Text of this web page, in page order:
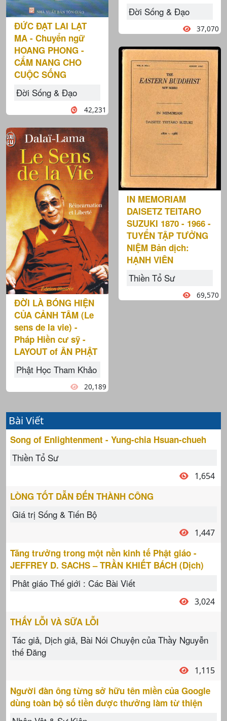
ĐỨC ĐẠT LAI LẠT
MA - Chuyển ngữ
HOANG PHONG -
CẨM NANG CHO
CUỘC SỐNG
Đời Sống & Đạo
42,231
ĐỜI LÀ BÓNG HIỆN
CỦA CẢNH TÂM (Le
sens de la vie) -
Pháp Hiền cư sỹ -
LAYOUT of ÂN PHẬT
Phật Học Tham Khảo
20,189
Đời Sống & Đạo
37,070
IN MEMORIAM
DAISETZ TEITARO
SUZUKI 1870 - 1966 -
TUYỂN TẬP TƯỞNG
NIỆM Bản dịch:
HẠNH VIÊN
Thiền Tổ Sư
69,570
Bài Viết
Song of Enlightenment - Yung-chia Hsuan-chueh
Thiền Tổ Sư
1,654
LÒNG TỐT DẪN ĐẾN THÀNH CÔNG
Giá trị Sống & Tiến Bộ
1,447
Tăng trưởng trong một nền kinh tế Phật giáo -
JEFFREY D. SACHS – TRẦN KHIẾT BÁCH (Dịch)
Phât giáo Thế giới : Các Bài Viết
3,024
THẤY LỖI VÀ SỮA LỖI
Tác giả, Dịch giả, Bài Nói Chuyện của Thầy Nguyễn
thế Đăng
1,115
Người đàn ông từng sở hữu tên miền của Google
dùng toàn bộ số tiền được thưởng làm từ thiện